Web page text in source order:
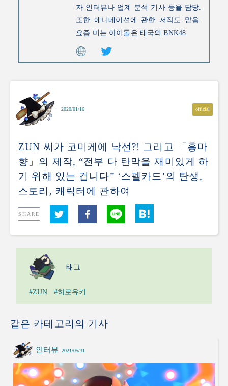
자 인터뷰나 업계 분석 기사 등을 담당.
또한 애니메이션에 관한 저작도 맡음.
요즘 미는 아이돌은 태국의 BNK48.
2020/01/16 official
ZUN 씨가 코미케에 낙선?! 그리고 「홍마
향」의 제작, “전부 다 탄막을 재미있게 하
기 위해 있는 겁니다” ‘스펠카드’의 탄생,
스토리, 캐릭터에 관하여
SHARE
태그
#ZUN #히로유키
같은 카테고리의 기사
인터뷰 2021/05/31